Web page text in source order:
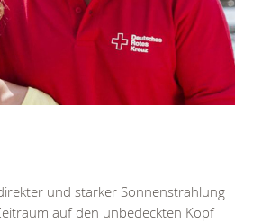
und starker Sonnenstrahlung
auf den unbedeckten Kopf